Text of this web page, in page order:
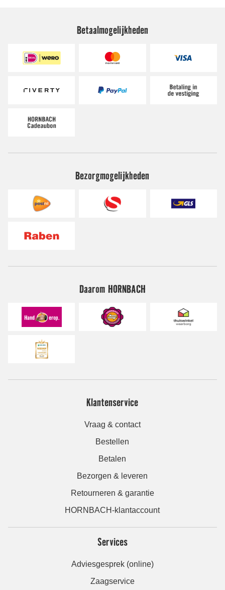
Betaalmogelijkheden
Bezorgmogelijkheden
Daarom HORNBACH
Klantenservice
Vraag & contact
Bestellen
Betalen
Bezorgen & leveren
Retourneren & garantie
HORNBACH-klantaccount
Services
Adviesgesprek (online)
Zaagservice